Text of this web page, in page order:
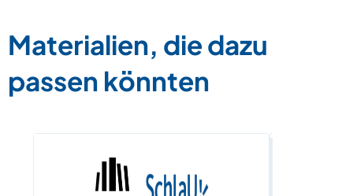
Materialien, die dazu
passen könnten